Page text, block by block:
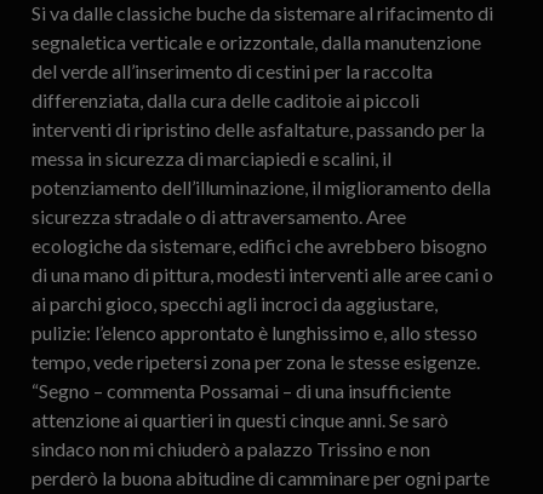
Si va dalle classiche buche da sistemare al rifacimento di
segnaletica verticale e orizzontale, dalla manutenzione
del verde all’inserimento di cestini per la raccolta
differenziata, dalla cura delle caditoie ai piccoli
interventi di ripristino delle asfaltature, passando per la
messa in sicurezza di marciapiedi e scalini, il
potenziamento dell’illuminazione, il miglioramento della
sicurezza stradale o di attraversamento. Aree
ecologiche da sistemare, edifici che avrebbero bisogno
di una mano di pittura, modesti interventi alle aree cani o
ai parchi gioco, specchi agli incroci da aggiustare,
pulizie: l’elenco approntato è lunghissimo e, allo stesso
tempo, vede ripetersi zona per zona le stesse esigenze.
“Segno – commenta Possamai – di una insufficiente
attenzione ai quartieri in questi cinque anni. Se sarò
sindaco non mi chiuderò a palazzo Trissino e non
perderò la buona abitudine di camminare per ogni parte